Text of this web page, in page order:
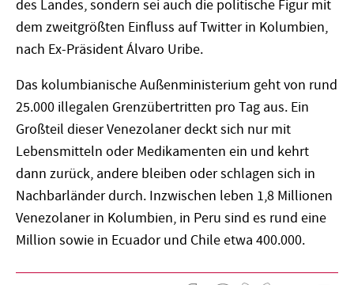
des Landes, sondern sei auch die politische Figur mit
dem zweitgrößten Einfluss auf Twitter in Kolumbien,
nach Ex-Präsident Álvaro Uribe.
Das kolumbianische Außenministerium geht von rund
25.000 illegalen Grenzübertritten pro Tag aus. Ein
Großteil dieser Venezolaner deckt sich nur mit
Lebensmitteln oder Medikamenten ein und kehrt
dann zurück, andere bleiben oder schlagen sich in
Nachbarländer durch. Inzwischen leben 1,8 Millionen
Venezolaner in Kolumbien, in Peru sind es rund eine
Million sowie in Ecuador und Chile etwa 400.000.